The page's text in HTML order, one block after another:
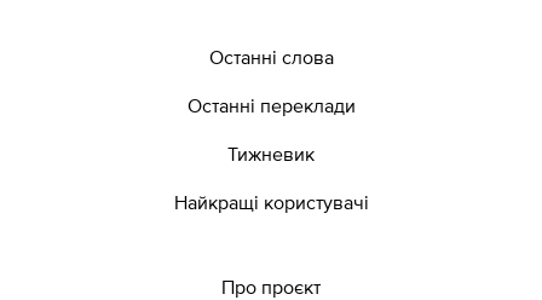
Останні слова
Останні переклади
Тижневик
Найкращі користувачі
Про проєкт